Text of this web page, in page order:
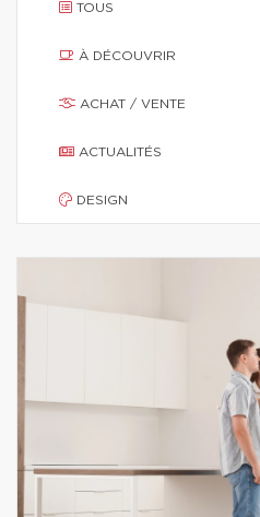
TOUS
À DÉCOUVRIR
ACHAT / VENTE
ACTUALITÉS
DESIGN